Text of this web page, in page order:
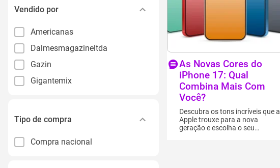
Vendido por
Americanas
Dalmesmagazineltda
Gazin
Gigantemix
Tipo de compra
Compra nacional
As Novas Cores do
iPhone 17: Qual
Combina Mais Com
Você?
Descubra os tons incríveis que a
Apple trouxe para a nova
geração e escolha o seu